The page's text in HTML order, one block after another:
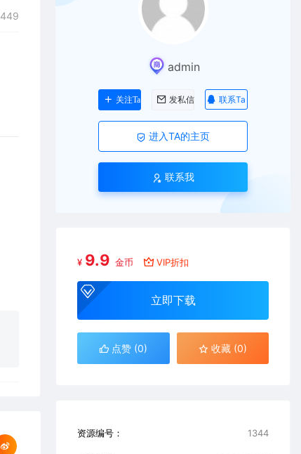
449
admin
关注Ta 发私信 联系Ta
进入TA的主页
联系我
¥ 9.9 金币 VIP折扣
立即下载
点赞 (0) 收藏 (0)
资源编号： 1344